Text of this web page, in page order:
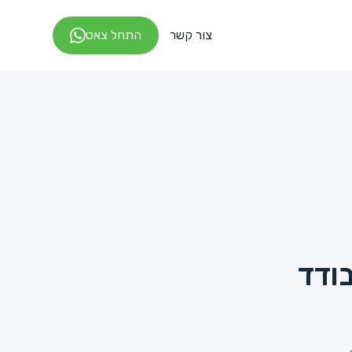
צור קשר התחל צאט